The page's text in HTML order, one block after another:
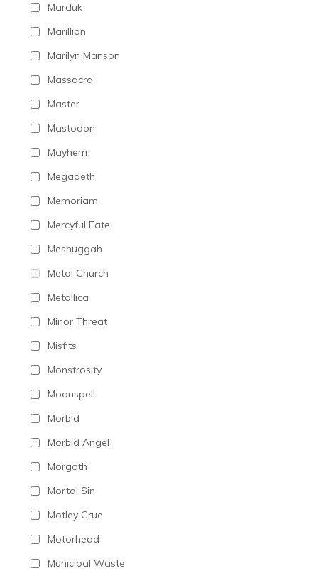
Marduk
Marillion
Marilyn Manson
Massacra
Master
Mastodon
Mayhem
Megadeth
Memoriam
Mercyful Fate
Meshuggah
Metal Church
Metallica
Minor Threat
Misfits
Monstrosity
Moonspell
Morbid
Morbid Angel
Morgoth
Mortal Sin
Motley Crue
Motorhead
Municipal Waste